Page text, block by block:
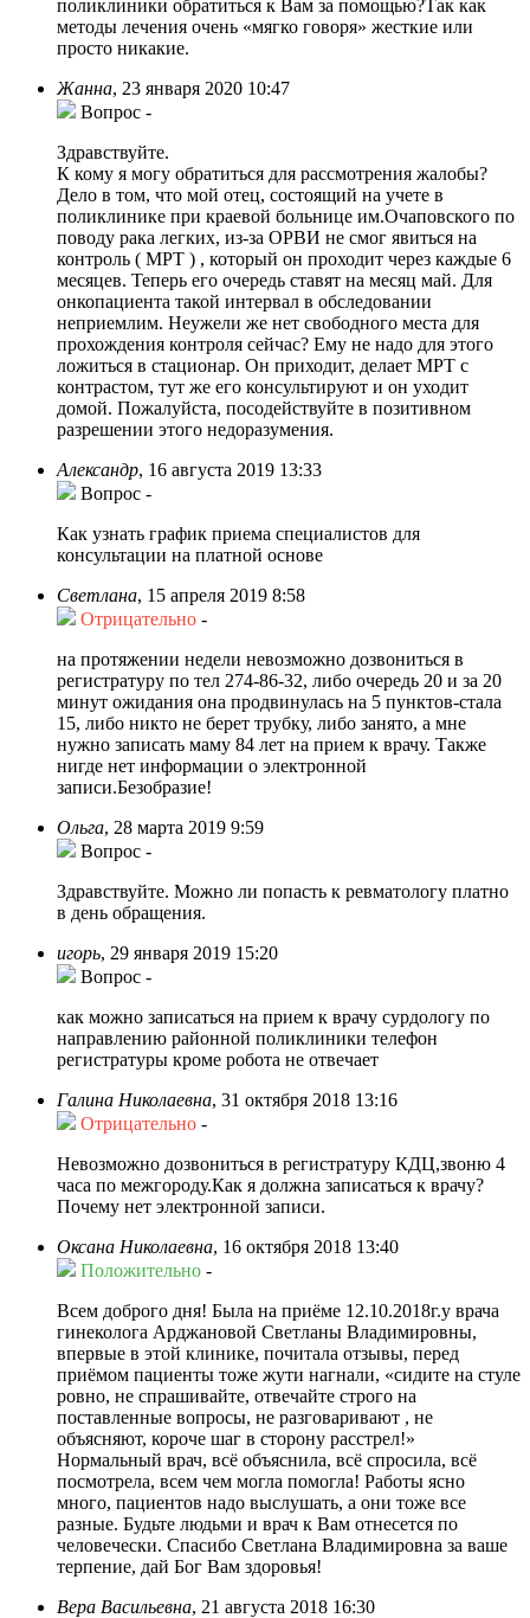
поликлиники обратиться к Вам за помощью?Так как
методы лечения очень «мягко говоря» жесткие или
просто никакие.
Жанна, 23 января 2020 10:47
Вопрос -
Здравствуйте.
К кому я могу обратиться для рассмотрения жалобы?
Дело в том, что мой отец, состоящий на учете в
поликлинике при краевой больнице им.Очаповского по
поводу рака легких, из-за ОРВИ не смог явиться на
контроль ( МРТ ) , который он проходит через каждые 6
месяцев. Теперь его очередь ставят на месяц май. Для
онкопациента такой интервал в обследовании
неприемлим. Неужели же нет свободного места для
прохождения контроля сейчас? Ему не надо для этого
ложиться в стационар. Он приходит, делает МРТ с
контрастом, тут же его консультируют и он уходит
домой. Пожалуйста, посодействуйте в позитивном
разрешении этого недоразумения.
Александр, 16 августа 2019 13:33
Вопрос -
Как узнать график приема специалистов для
консультации на платной основе
Светлана, 15 апреля 2019 8:58
Отрицательно -
на протяжении недели невозможно дозвониться в
регистратуру по тел 274-86-32, либо очередь 20 и за 20
минут ожидания она продвинулась на 5 пунктов-стала
15, либо никто не берет трубку, либо занято, а мне
нужно записать маму 84 лет на прием к врачу. Также
нигде нет информации о электронной
записи.Безобразие!
Ольга, 28 марта 2019 9:59
Вопрос -
Здравствуйте. Можно ли попасть к ревматологу платно
в день обращения.
игорь, 29 января 2019 15:20
Вопрос -
как можно записаться на прием к врачу сурдологу по
направлению районной поликлиники телефон
регистратуры кроме робота не отвечает
Галина Николаевна, 31 октября 2018 13:16
Отрицательно -
Невозможно дозвониться в регистратуру КДЦ,звоню 4
часа по межгороду.Как я должна записаться к врачу?
Почему нет электронной записи.
Оксана Николаевна, 16 октября 2018 13:40
Положительно -
Всем доброго дня! Была на приёме 12.10.2018г.у врача
гинеколога Арджановой Светланы Владимировны,
впервые в этой клинике, почитала отзывы, перед
приёмом пациенты тоже жути нагнали, «сидите на стуле
ровно, не спрашивайте, отвечайте строго на
поставленные вопросы, не разговаривают , не
объясняют, короче шаг в сторону расстрел!»
Нормальный врач, всё объяснила, всё спросила, всё
посмотрела, всем чем могла помогла! Работы ясно
много, пациентов надо выслушать, а они тоже все
разные. Будьте людьми и врач к Вам отнесется по
человечески. Спасибо Светлана Владимировна за ваше
терпение, дай Бог Вам здоровья!
Вера Васильевна, 21 августа 2018 16:30